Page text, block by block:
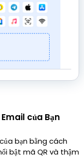
của Bạn
bạn bằng cách
bật mã QR và thậm